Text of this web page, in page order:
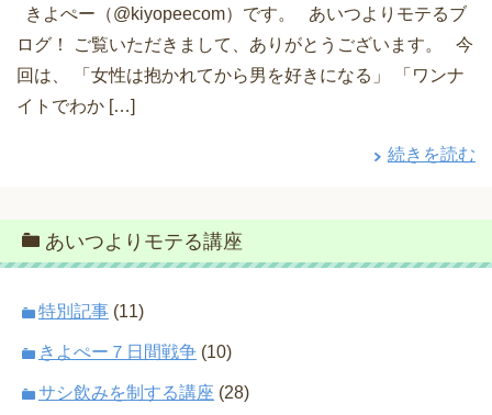
きよぺー（@kiyopeecom）です。 あいつよりモテるブ
ログ！ ご覧いただきまして、ありがとうございます。 今
回は、 「女性は抱かれてから男を好きになる」 「ワンナ
イトでわか […]
続きを読む
あいつよりモテる講座
特別記事 (11)
きよぺー７日間戦争 (10)
サシ飲みを制する講座 (28)